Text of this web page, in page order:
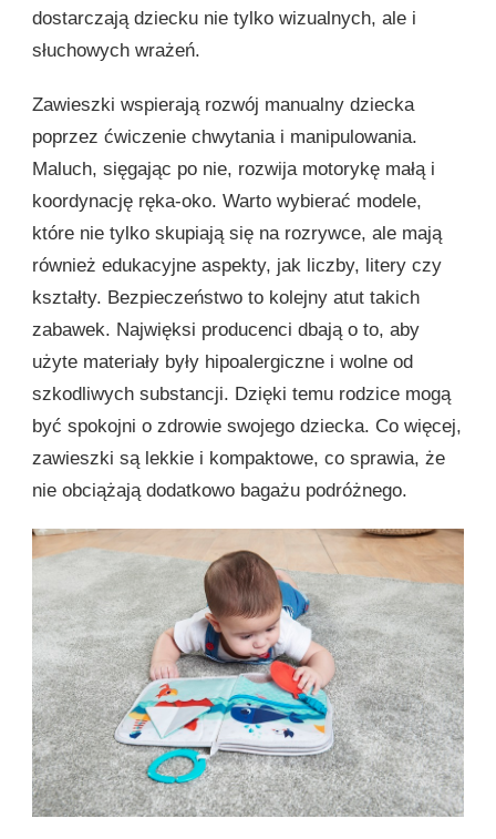
dostarczają dziecku nie tylko wizualnych, ale i
słuchowych wrażeń.
Zawieszki wspierają rozwój manualny dziecka
poprzez ćwiczenie chwytania i manipulowania.
Maluch, sięgając po nie, rozwija motorykę małą i
koordynację ręka-oko. Warto wybierać modele,
które nie tylko skupiają się na rozrywce, ale mają
również edukacyjne aspekty, jak liczby, litery czy
kształty. Bezpieczeństwo to kolejny atut takich
zabawek. Najwięksi producenci dbają o to, aby
użyte materiały były hipoalergiczne i wolne od
szkodliwych substancji. Dzięki temu rodzice mogą
być spokojni o zdrowie swojego dziecka. Co więcej,
zawieszki są lekkie i kompaktowe, co sprawia, że
nie obciążają dodatkowo bagażu podróżnego.